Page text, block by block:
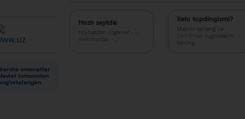
Barcha omonatlar
tomonidan
Hozir saytda:
ro‘yhatdan o‘tganlar - ...,
mehmonlar - ...
Xato topdingizmi?
Matnni tanlang va
Ctrl+Enter tugmalarini
bosing